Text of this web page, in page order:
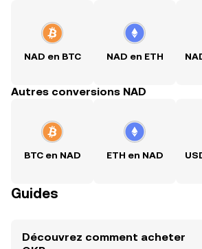
NAD en BTC NAD en ETH
Autres conversions NAD
BTC en NAD ETH en NAD
Guides
Découvrez comment acheter